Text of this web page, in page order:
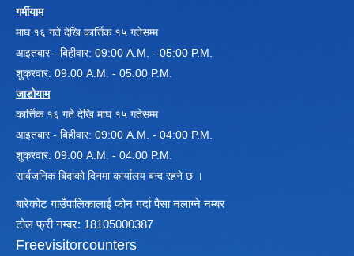
विधायन समिति निर्णयहरु
न्यायिक समिति निर्णयहरु
सुशासन तथा अन्तर सम्वन्ध समिति निर्णयहरु
आर्थिक विकास समिति निर्णय
पूर्वाधार विकास समिति निर्णय
सामाजिक विकास समिति निर्णयहरु
गर्मीयाम
माघ १६ गते देखि कार्त्तिक १५ गतेसम्म
आइतबार - बिहीवार: 09:00 A.M. - 05:00 P.M.
शुक्रवार: 09:00 A.M. - 05:00 P.M.
जाडोयाम
कार्त्तिक १६ गते देखि माघ १५ गतेसम्म
आइतबार - बिहीवार: 09:00 A.M. - 04:00 P.M.
शुक्रवार: 09:00 A.M. - 04:00 P.M.
सार्बजनिक बिदाको दिनमा कार्यालय बन्द रहने छ ।
बारेकोट गाउँपालिकालाई फोन गर्दा पैसा नलाग्ने नम्बर
टोल फ्री नम्बर: 18105000387
Freevisitorcounters